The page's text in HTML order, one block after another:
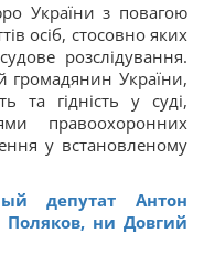
України з повагою
осіб, стосовно яких
розслідування.
громадянин України,
та гідність у суді,
правоохоронних
у встановленому
депутат Антон
ни Довгий